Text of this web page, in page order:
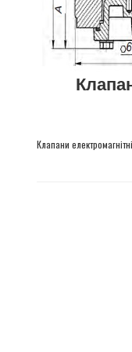
Клапани